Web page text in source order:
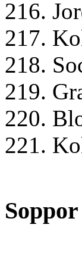
216.
217.
218.
219.
220.
221.
Soppor